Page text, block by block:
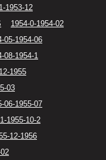
1953-12
1954-0-1954-02
05-1954-06
08-1954-1
1955
03
06-1955-07
1955-10-2
12-1956